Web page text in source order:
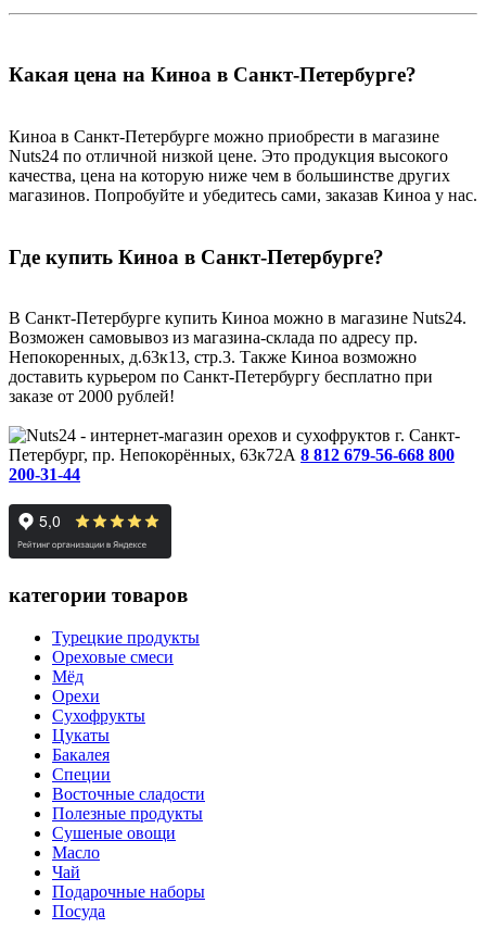
Какая цена на Киноа в Санкт-Петербурге?
Киноа в Санкт-Петербурге можно приобрести в магазине
Nuts24 по отличной низкой цене. Это продукция высокого
качества, цена на которую ниже чем в большинстве других
магазинов. Попробуйте и убедитесь сами, заказав Киноа у нас.
Где купить Киноа в Санкт-Петербурге?
В Санкт-Петербурге купить Киноа можно в магазине Nuts24.
Возможен самовывоз из магазина-склада по адресу пр.
Непокоренных, д.63к13, стр.3. Также Киноа возможно
доставить курьером по Санкт-Петербургу бесплатно при
заказе от 2000 рублей!
г. Санкт-
Петербург, пр. Непокорённых, 63к72А 8 812 679-56-668 800
200-31-44
категории товаров
Турецкие продукты
Ореховые смеси
Мёд
Орехи
Сухофрукты
Цукаты
Бакалея
Специи
Восточные сладости
Полезные продукты
Сушеные овощи
Масло
Чай
Подарочные наборы
Посуда